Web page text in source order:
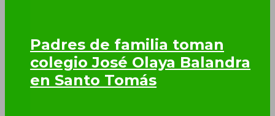
Padres de familia toman
colegio José Olaya Balandra
en Santo Tomás